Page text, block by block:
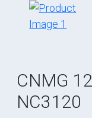
CNMG
NC3120